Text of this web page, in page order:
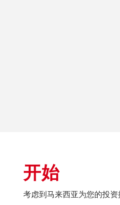
开始
考虑到马来西亚为您的投